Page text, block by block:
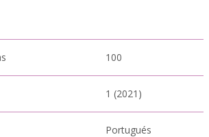
100
1 (2021)
Portugués